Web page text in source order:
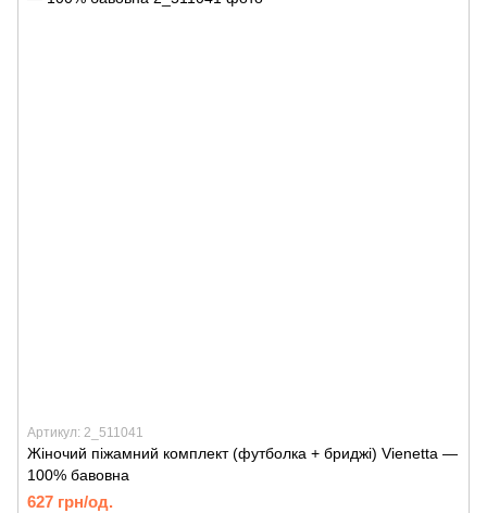
Артикул: 2_511041
Жіночий піжамний комплект (футболка + бриджі) Vienetta —
100% бавовна
627 грн/од.